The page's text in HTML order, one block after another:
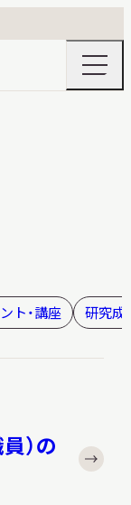
ナ
ビ
ト・講座 研究成
）の